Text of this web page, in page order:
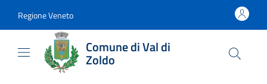
Regione Veneto
Comune di Val di
Zoldo